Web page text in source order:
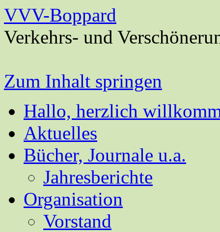
VVV-Boppard
Verkehrs- und
Zum Inhalt springen
Hallo, herzlich
Aktuelles
Bücher, Journale u.a.
Jahresberichte
Organisation
Vorstand